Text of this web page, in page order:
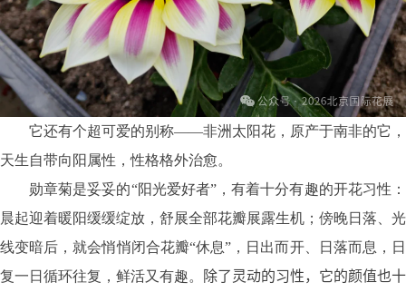
它还有个超可爱的别称——非洲太阳花，原产于南非的它，
天生自带向阳属性，性格格外治愈。
勋章菊是妥妥的“阳光爱好者”，有着十分有趣的开花习性：
晨起迎着暖阳缓缓绽放，舒展全部花瓣展露生机；傍晚日落、光
线变暗后，就会悄悄闭合花瓣“休息”，日出而开、日落而息，日
复一日循环往复，鲜活又有趣。
除了灵动的习性，它的颜值也十